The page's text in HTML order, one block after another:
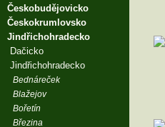
Českobudějovicko
Českokrumlovsko
Jindřichohradecko
Dačicko
Jindřichohradecko
Bednáreček
Blažejov
Bořetín
Březina